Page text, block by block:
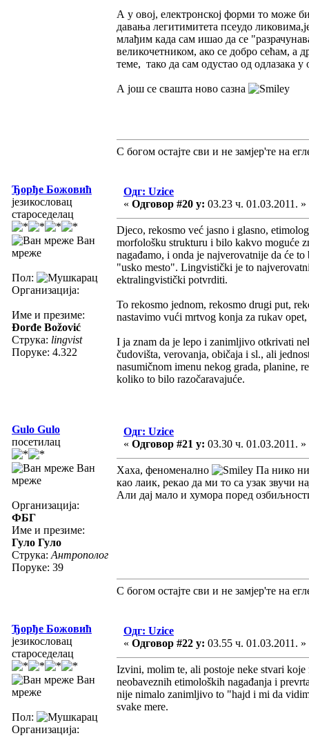
А у овој, електронској форми то може
давања легитимитета псеудо
млађим када сам ишао да се
великочетником, ако се добро сећам, а
теме, тако да сам одустао од одлазака
А још се свашта ново сазна
С богом остајте сви и не замјер'те на
Ђорђе Божовић
језикословац
староседелац
Ван
мреже
Пол:
Организација:
Име и презиме:
Đorđe Božović
Струка: lingvist
Поруке: 4.322
Одг: Uzice
« Одговор #20 у: 03.23 ч. 01.03.2011. »
Djeco, rekosmo već jasno i glasno,
morfološku strukturu i bilo kakvo moguće
nagađamo, i onda je najverovatnije da će
"usko mesto". Lingvistički je to
ektralingvistički potvrditi.
To rekosmo jednom, rekosmo drugi put,
nastavimo vući mrtvog konja za rukav
I ja znam da je lepo i zanimljivo otkrivati
čudovišta, verovanja, običaja i sl., ali
nasumičnom imenu nekog grada, planine,
koliko to bilo razočaravajuće.
Gulo Gulo
посетилац
Ван
мреже
Организација:
ФБГ
Име и презиме:
Гуло Гуло
Струка: Антрополог
Поруке: 39
Одг: Uzice
« Одговор #21 у: 03.30 ч. 01.03.2011. »
Хаха, феноменално
Па нико
као лаик, рекао да ми то са узак звучи
Али дај мало и хумора поред
С богом остајте сви и не замјер'те на
Ђорђе Божовић
језикословац
староседелац
Ван
мреже
Пол:
Организација:
Одг: Uzice
« Одговор #22 у: 03.55 ч. 01.03.2011. »
Izvini, molim te, ali postoje neke stvari
neobaveznih etimoloških nagađanja i
nije nimalo zanimljivo to "hajd i mi da
svake mere.